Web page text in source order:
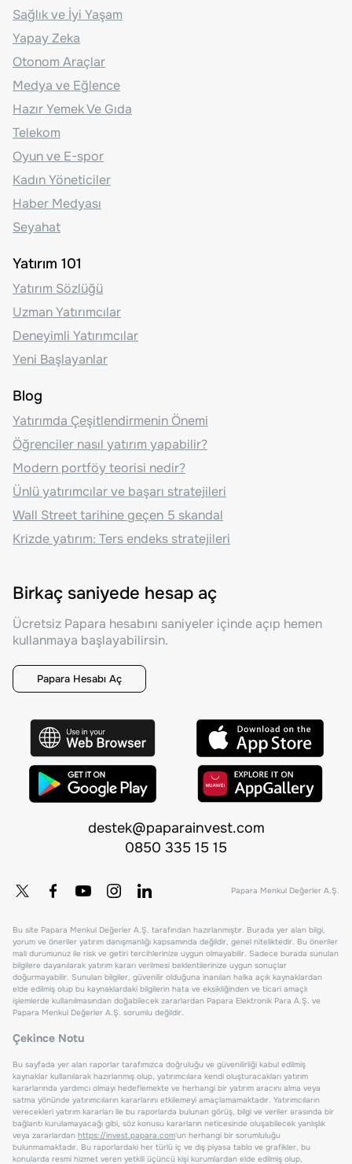
Sağlık ve İyi Yaşam
Yapay Zeka
Otonom Araçlar
Medya ve Eğlence
Hazır Yemek Ve Gıda
Telekom
Oyun ve E-spor
Kadın Yöneticiler
Haber Medyası
Seyahat
Yatırım 101
Yatırım Sözlüğü
Uzman Yatırımcılar
Deneyimli Yatırımcılar
Yeni Başlayanlar
Blog
Yatırımda Çeşitlendirmenin Önemi
Öğrenciler nasıl yatırım yapabilir?
Modern portföy teorisi nedir?
Ünlü yatırımcılar ve başarı stratejileri
Wall Street tarihine geçen 5 skandal
Krizde yatırım: Ters endeks stratejileri
Birkaç saniyede hesap aç
Ücretsiz Papara hesabını saniyeler içinde açıp hemen
kullanmaya başlayabilirsin.
Papara Hesabı Aç
destek@paparainvest.com
0850 335 15 15
Papara Menkul Değerler A.Ş.
Bu site Papara Menkul Değerler A.Ş. tarafından hazırlanmıştır. Burada yer alan bilgi,
yorum ve öneriler yatırım danışmanlığı kapsamında değildir, genel niteliktedir. Bu öneriler
mali durumunuz ile risk ve getiri tercihlerinize uygun olmayabilir. Sadece burada sunulan
bilgilere dayanılarak yatırım kararı verilmesi beklentilerinize uygun sonuçlar
doğurmayabilir. Sunulan bilgiler, güvenilir olduğuna inanılan halka açık kaynaklardan
elde edilmiş olup bu kaynaklardaki bilgilerin hata ve eksikliğinden ve ticari amaçlı
işlemlerde kullanılmasından doğabilecek zararlardan Papara Elektronik Para A.Ş. ve
Papara Menkul Değerler A.Ş. sorumlu değildir.
Çekince Notu
Bu sayfada yer alan raporlar tarafımızca doğruluğu ve güvenilirliği kabul edilmiş
kaynaklar kullanılarak hazırlanmış olup, yatırımcılara kendi oluşturacakları yatırım
kararlarında yardımcı olmayı hedeflemekte ve herhangi bir yatırım aracını alma veya
satma yönünde yatırımcıların kararlarını etkilemeyi amaçlamamaktadır. Yatırımcıların
verecekleri yatırım kararları ile bu raporlarda bulunan görüş, bilgi ve veriler arasında bir
bağlantı kurulamayacağı gibi, söz konusu kararların neticesinde oluşabilecek yanlışlık
veya zararlardan https://invest.papara.com'un herhangi bir sorumluluğu
bulunmamaktadır. Bu raporlardaki her türlü iç ve dış piyasa tablo ve grafikler, bu
konularda resmi hizmet veren yetkili üçüncü kişi kurumlardan elde edilmiş olup,